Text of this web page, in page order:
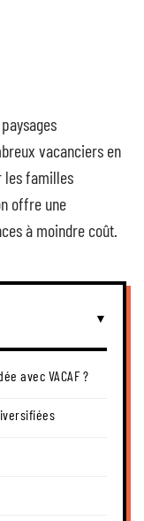
vacanciers en
les familles
offre une
à moindre coût.
avec VACAF ?